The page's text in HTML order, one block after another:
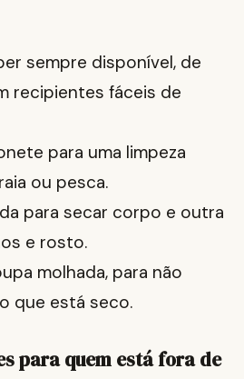
sempre disponível, de
recipientes fáceis de
para uma limpeza
ou pesca.
para secar corpo e outra
e rosto.
molhada, para não
que está seco.
para quem está fora de